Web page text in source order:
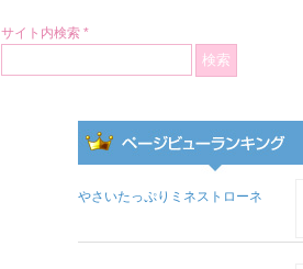
サイト内検索 *
やさいたっぷりミネストローネ